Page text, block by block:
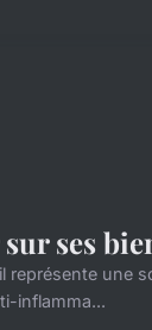
ses
représente une
inflamma...